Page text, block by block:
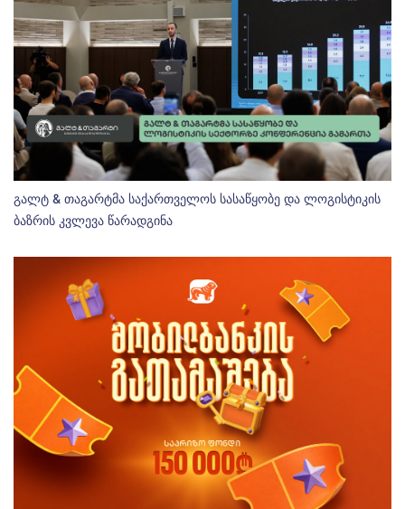
გალტ & თაგარტმა საქართველოს სასაწყობე და ლოგისტიკის
ბაზრის კვლევა წარადგინა